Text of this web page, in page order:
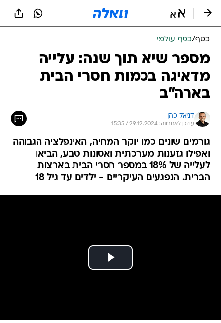
כסף/כסף עולמי
מספר שיא תוך שנה: עלייה
מדאיגה בכמות חסרי הבית
בארה"ב
דניאל כהן
עודכן לאחרונה: 29.12.2024 / 15:35
גורמים שונים כמו יוקר המחיה, האינפלציה הגבוהה
ואפילו גזענות מערכתית ואסונות טבע, הביאו
לעלייה של 18% במספר חסרי הבית בארצות
הברית. הנפגעים העיקריים - ילדים עד גיל 18